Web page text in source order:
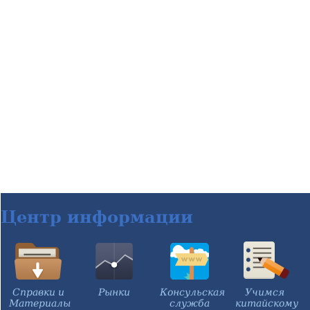
Центр информации
Справки и
Материалы
Рынки
Консульская
служба
Учимся
китайскому